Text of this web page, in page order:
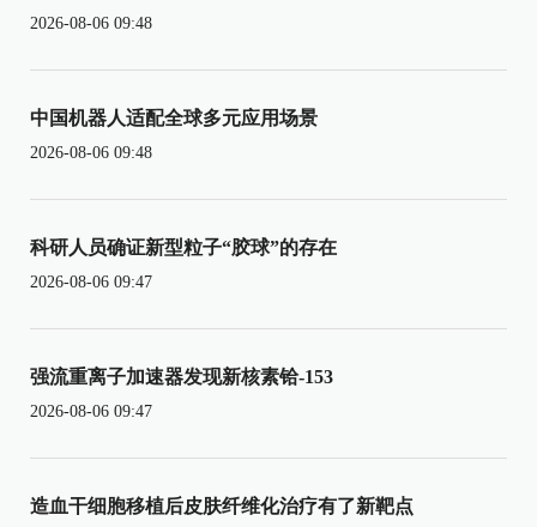
2026-08-06 09:48
中国机器人适配全球多元应用场景
2026-08-06 09:48
科研人员确证新型粒子“胶球”的存在
2026-08-06 09:47
强流重离子加速器发现新核素铪-153
2026-08-06 09:47
造血干细胞移植后皮肤纤维化治疗有了新靶点